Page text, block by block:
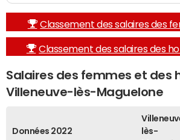
Classement des salaires des
Classement des salaires des
Salaires des femmes et des
Villeneuve-lès-Maguelone
Données 2022
lès-